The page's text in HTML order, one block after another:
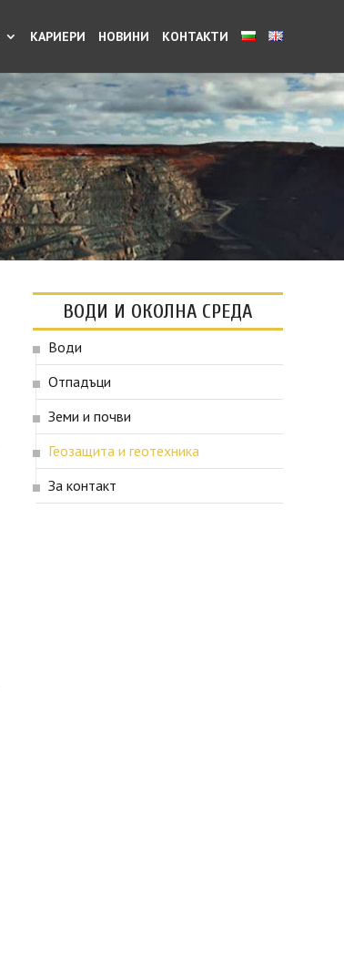
КАРИЕРИ НОВИНИ КОНТАКТИ
ВОДИ И ОКОЛНА СРЕДА
Води
Отпадъци
Земи и почви
Геозащита и геотехника
За контакт